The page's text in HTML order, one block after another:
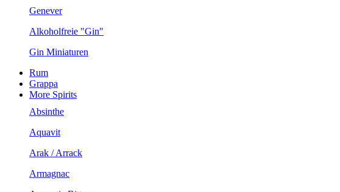
Genever
Alkoholfreie "Gin"
Gin Miniaturen
Rum
Grappa
More Spirits
Absinthe
Aquavit
Arak / Arrack
Armagnac